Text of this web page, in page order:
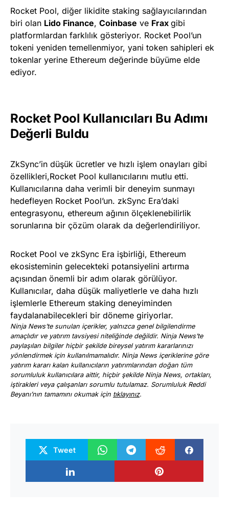
Rocket Pool, diğer likidite staking sağlayıcılarından
biri olan Lido Finance, Coinbase ve Frax gibi
platformlardan farklılık gösteriyor. Rocket Pool’un
tokeni yeniden temellenmiyor, yani token sahipleri ek
tokenlar yerine Ethereum değerinde büyüme elde
ediyor.
Rocket Pool Kullanıcıları Bu Adımı
Değerli Buldu
ZkSync’in düşük ücretler ve hızlı işlem onayları gibi
özellikleri,Rocket Pool kullanıcılarını mutlu etti.
Kullanıcılarına daha verimli bir deneyim sunmayı
hedefleyen Rocket Pool’un. zkSync Era’daki
entegrasyonu, ethereum ağının ölçeklenebilirlik
sorunlarına bir çözüm olarak da değerlendiriliyor.
Rocket Pool ve zkSync Era işbirliği, Ethereum
ekosisteminin gelecekteki potansiyelini artırma
açısından önemli bir adım olarak görülüyor.
Kullanıcılar, daha düşük maliyetlerle ve daha hızlı
işlemlerle Ethereum staking deneyiminden
faydalanabilecekleri bir döneme giriyorlar.
Ninja News’te sunulan içerikler, yalnızca genel bilgilendirme
amaçlıdır ve yatırım tavsiyesi niteliğinde değildir. Ninja News’te
paylaşılan bilgiler hiçbir şekilde bireysel yatırım kararlarınızı
yönlendirmek için kullanılmamalıdır. Ninja News içeriklerine göre
yatırım kararı kalan kullanıcıların yatırımlarından doğan tüm
sorumluluk kullanıcılara aittir, hiçbir şekilde Ninja News, ortakları,
iştirakleri veya çalışanları sorumlu tutulamaz. Sorumluluk Reddi
Beyanı’nın tamamını okumak için tıklayınız.
Tweet